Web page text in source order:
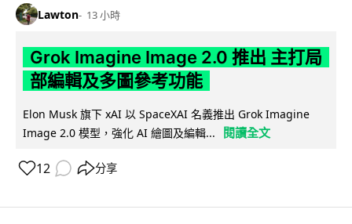
Lawton 13 小時
Grok Imagine Image 2.0 推出 主打局
部編輯及多圖參考功能
Elon Musk 旗下 xAI 以 SpaceXAI 名義推出 Grok Imagine
Image 2.0 模型，強化 AI 繪圖及編輯...
閱讀全文
12 分享